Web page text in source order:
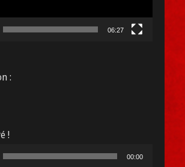
06:27
:
!
00:00